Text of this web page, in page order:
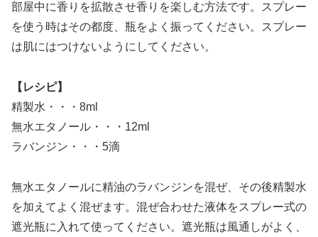
部屋中に香りを拡散させ香りを楽しむ方法です。スプレー
を使う時はその都度、瓶をよく振ってください。スプレー
は肌にはつけないようにしてください。
【レシピ】
精製水・・・8ml
無水エタノール・・・12ml
ラバンジン・・・5滴
無水エタノールに精油のラバンジンを混ぜ、その後精製水
を加えてよく混ぜます。混ぜ合わせた液体をスプレー式の
遮光瓶に入れて使ってください。遮光瓶は風通しがよく、